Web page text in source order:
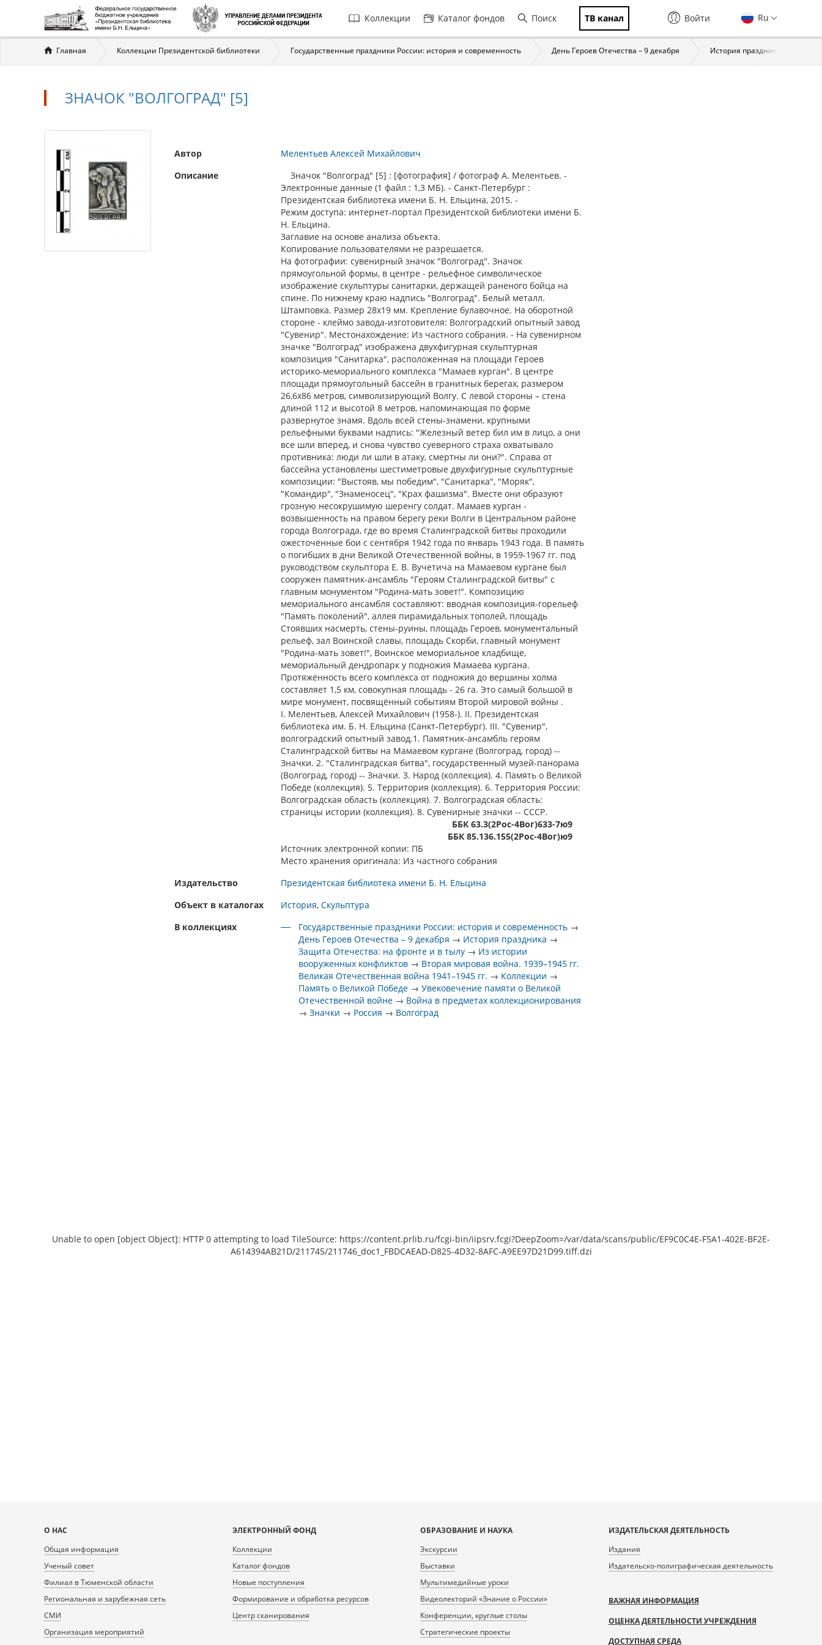
Главная
навигация
Коллекции Каталог фондов Поиск ТВ канал Ru
Войти
Вы
здесь
Главная Коллекции Президентской библиотеки Государственные праздники России: история и современность День Героев Отечества – 9 декабря История праздника
ЗНАЧОК "ВОЛГОГРАД" [5]
Автор
Мелентьев Алексей Михайлович
Описание
Значок "Волгоград" [5] : [фотография] / фотограф А. Мелентьев. -
Электронные данные (1 файл : 1,3 МБ). - Санкт-Петербург :
Президентская библиотека имени Б. Н. Ельцина, 2015. -
Режим доступа: интернет-портал Президентской библиотеки имени Б.
Н. Ельцина.
Заглавие на основе анализа объекта.
Копирование пользователями не разрешается.
На фотографии: сувенирный значок "Волгоград". Значок
прямоугольной формы, в центре - рельефное символическое
изображение скульптуры санитарки, держащей раненого бойца на
спине. По нижнему краю надпись "Волгоград". Белый металл.
Штамповка. Размер 28х19 мм. Крепление булавочное. На оборотной
стороне - клеймо завода-изготовителя: Волгоградский опытный завод
"Сувенир". Местонахождение: Из частного собрания. - На сувенирном
значке "Волгоград" изображена двухфигурная скульптурная
композиция "Санитарка", расположенная на площади Героев
историко-мемориального комплекса "Мамаев курган". В центре
площади прямоугольный бассейн в гранитных берегах, размером
26,6х86 метров, символизирующий Волгу. С левой стороны – стена
длиной 112 и высотой 8 метров, напоминающая по форме
развернутое знамя. Вдоль всей стены-знамени, крупными
рельефными буквами надпись: "Железный ветер бил им в лицо, а они
все шли вперед, и снова чувство суеверного страха охватывало
противника: люди ли шли в атаку, смертны ли они?". Справа от
бассейна установлены шестиметровые двухфигурные скульптурные
композиции: "Выстояв, мы победим", "Санитарка", "Моряк",
"Командир", "Знаменосец", "Крах фашизма". Вместе они образуют
грозную несокрушимую шеренгу солдат. Мамаев курган -
возвышенность на правом берегу реки Волги в Центральном районе
города Волгограда, где во время Сталинградской битвы проходили
ожесточённые бои с сентября 1942 года по январь 1943 года. В память
о погибших в дни Великой Отечественной войны, в 1959-1967 гг. под
руководством скульптора Е. В. Вучетича на Мамаевом кургане был
сооружен памятник-ансамбль "Героям Сталинградской битвы" с
главным монументом "Родина-мать зовет!". Композицию
мемориального ансамбля составляют: вводная композиция-горельеф
"Память поколений", аллея пирамидальных тополей, площадь
Стоявших насмерть, стены-руины, площадь Героев, монументальный
рельеф, зал Воинской славы, площадь Скорби, главный монумент
"Родина-мать зовет!", Воинское мемориальное кладбище,
мемориальный дендропарк у подножия Мамаева кургана.
Протяжённость всего комплекса от подножия до вершины холма
составляет 1,5 км, совокупная площадь - 26 га. Это самый большой в
мире монумент, посвящённый событиям Второй мировой войны .
I. Мелентьев, Алексей Михайлович (1958-). II. Президентская
библиотека им. Б. Н. Ельцина (Санкт-Петербург). III. "Сувенир",
волгоградский опытный завод.1. Памятник-ансамбль героям
Сталинградской битвы на Мамаевом кургане (Волгоград, город) --
Значки. 2. "Сталинградская битва", государственный музей-панорама
(Волгоград, город) -- Значки. 3. Народ (коллекция). 4. Память о Великой
Победе (коллекция). 5. Территория (коллекция). 6. Территория России:
Волгоградская область (коллекция). 7. Волгоградская область:
страницы истории (коллекция). 8. Сувенирные значки -- СССР.
ББК 63.3(2Рос-4Вог)633-7ю9
ББК 85.136.155(2Рос-4Вог)ю9
Источник электронной копии: ПБ
Место хранения оригинала: Из частного собрания
Издательство
Президентская библиотека имени Б. Н. Ельцина
Объект в каталогах
История Скульптура
В коллекциях
Государственные праздники России: история и современность →
День Героев Отечества – 9 декабря → История праздника →
Защита Отечества: на фронте и в тылу → Из истории
вооруженных конфликтов → Вторая мировая война. 1939–1945 гг.
Великая Отечественная война 1941–1945 гг. → Коллекции →
Память о Великой Победе →Увековечение памяти о Великой
Отечественной войне → Война в предметах коллекционирования
→Значки → Россия → Волгоград
Unable to open [object Object]: HTTP 0 attempting to load TileSource: https://content.prlib.ru/fcgi-bin/iipsrv.fcgi?DeepZoom=/var/data/scans/public/EF9C0C4E-F5A1-402E-BF2E-
A614394AB21D/211745/211746_doc1_FBDCAEAD-D825-4D32-8AFC-A9EE97D21D99.tiff.dzi
Карта
сайта
О НАС
Общая информация
Ученый совет
Филиал в Тюменской области
Региональная и зарубежная сеть
СМИ
Организация мероприятий
ЭЛЕКТРОННЫЙ ФОНД
Коллекции
Каталог фондов
Новые поступления
Формирование и обработка ресурсов
Центр сканирования
ОБРАЗОВАНИЕ И НАУКА
Экскурсии
Выставки
Мультимедийные уроки
Видеолекторий «Знание о России»
Конференции, круглые столы
Стратегические проекты
ИЗДАТЕЛЬСКАЯ ДЕЯТЕЛЬНОСТЬ
Издания
Издательско-полиграфическая деятельность
ВАЖНАЯ ИНФОРМАЦИЯ
ОЦЕНКА ДЕЯТЕЛЬНОСТИ УЧРЕЖДЕНИЯ
ДОСТУПНАЯ СРЕДА